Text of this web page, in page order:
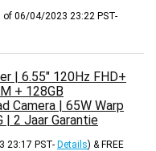
of 06/04/2023 23:22 PST-
| 6.55" 120Hz FHD+
+ 128GB
Camera | 65W Warp
| 2 Jaar Garantie
23:17 PST- Details) &FREE